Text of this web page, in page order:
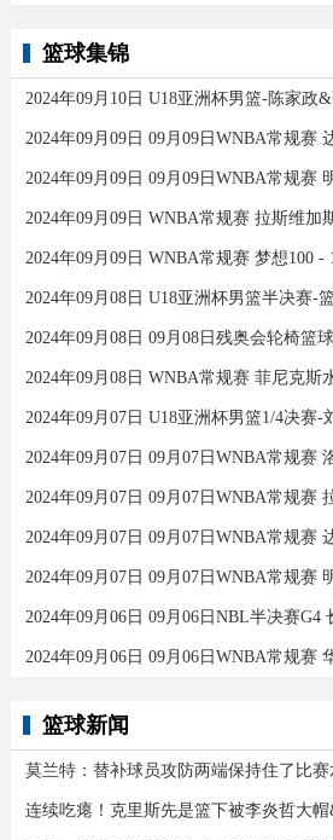
篮球集锦
篮球新闻
莫兰特：替补球员攻防两端保持住了比
连续吃瘪！克里斯先是篮下被李炎哲大